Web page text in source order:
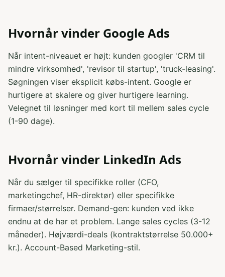
Hvornår vinder Google Ads
Når intent-niveauet er højt: kunden googler 'CRM til
mindre virksomhed', 'revisor til startup', 'truck-leasing'.
Søgningen viser eksplicit købs-intent. Google er
hurtigere at skalere og giver hurtigere learning.
Velegnet til løsninger med kort til mellem sales cycle
(1-90 dage).
Hvornår vinder LinkedIn Ads
Når du sælger til specifikke roller (CFO,
marketingchef, HR-direktør) eller specifikke
firmaer/størrelser. Demand-gen: kunden ved ikke
endnu at de har et problem. Lange sales cycles (3-12
måneder). Højværdi-deals (kontraktstørrelse 50.000+
kr.). Account-Based Marketing-stil.